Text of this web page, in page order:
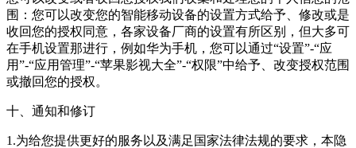
围：您可以改变您的智能移动设备的设置方式给予、修改或是
收回您的授权同意，各家设备厂商的设置有所区别，但大多可
在手机设置那进行，例如华为手机，您可以通过“设置”-“应
用”-“应用管理”-“苹果影视大全”-“权限”中给予、改变授权范围
或撤回您的授权。
十、通知和修订
1.为给您提供更好的服务以及满足国家法律法规的要求，本隐